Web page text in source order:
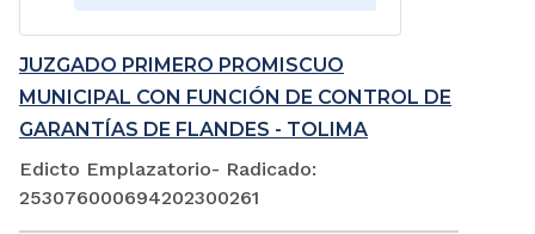
JUZGADO PRIMERO PROMISCUO
MUNICIPAL CON FUNCIÓN DE CONTROL DE
GARANTÍAS DE FLANDES - TOLIMA
Edicto Emplazatorio- Radicado:
253076000694202300261